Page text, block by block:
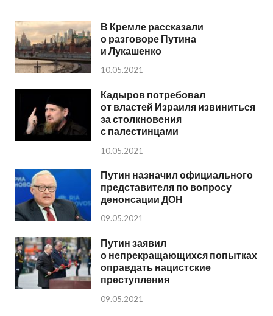
В Кремле рассказали
о разговоре Путина
и Лукашенко
10.05.2021
Кадыров потребовал
от властей Израиля извиниться
за столкновения
с палестинцами
10.05.2021
Путин назначил официального
представителя по вопросу
денонсации ДОН
09.05.2021
Путин заявил
о непрекращающихся попытках
оправдать нацистские
преступления
09.05.2021